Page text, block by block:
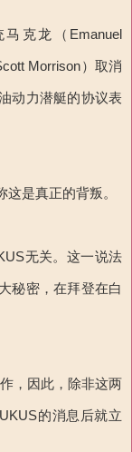
克龙（Emanuel
Morrison）取消
动力潜艇的协议表
是真正的背叛。
无关。这一说法
秘密，在拜登在白
，因此，除非这两
的消息后就立